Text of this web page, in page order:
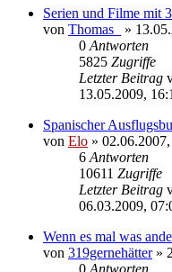
Serien und Filme mit
von Thomas_ »
0 Antworten
5825 Zugriffe
Letzter Beitrag
13.05.2009,
Spanischer
von Elo »
6 Antworten
10611 Zugriffe
Letzter Beitrag
06.03.2009,
Wenn es mal was
von 319gernehätter»
0 Antworten